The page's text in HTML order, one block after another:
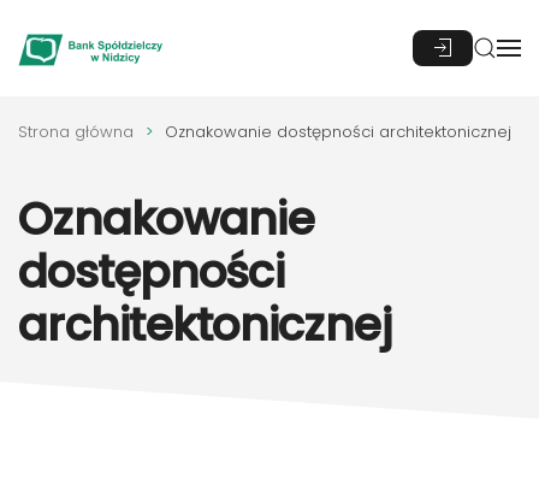
Przejdź do głównej treści
Strona główna Oznakowanie dostępności architektonicznej
Oznakowanie
dostępności
architektonicznej